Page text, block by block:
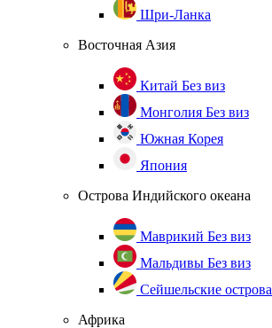
Шри-Ланка
Восточная Азия
Китай Без виз
Монголия Без виз
Южная Корея
Япония
Острова Индийского океана
Маврикий Без виз
Мальдивы Без виз
Сейшельские острова
Африка